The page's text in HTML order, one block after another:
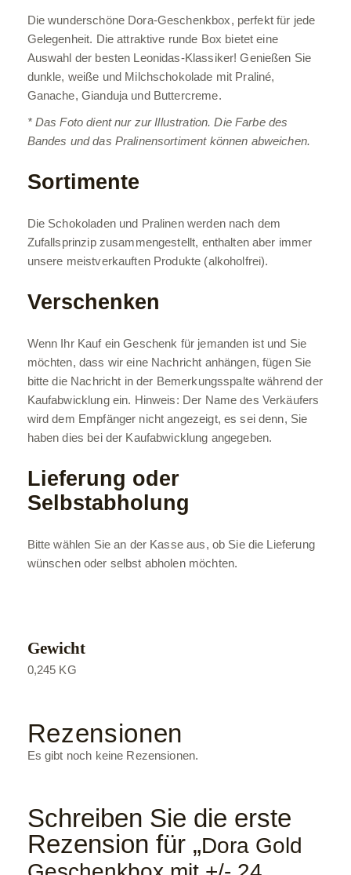
Die wunderschöne Dora-Geschenkbox, perfekt für jede
Gelegenheit. Die attraktive runde Box bietet eine
Auswahl der besten Leonidas-Klassiker! Genießen Sie
dunkle, weiße und Milchschokolade mit Praliné,
Ganache, Gianduja und Buttercreme.
* Das Foto dient nur zur Illustration. Die Farbe des
Bandes und das Pralinensortiment können abweichen.
Sortimente
Die Schokoladen und Pralinen werden nach dem
Zufallsprinzip zusammengestellt, enthalten aber immer
unsere meistverkauften Produkte (alkoholfrei).
Verschenken
Wenn Ihr Kauf ein Geschenk für jemanden ist und Sie
möchten, dass wir eine Nachricht anhängen, fügen Sie
bitte die Nachricht in der Bemerkungsspalte während der
Kaufabwicklung ein. Hinweis: Der Name des Verkäufers
wird dem Empfänger nicht angezeigt, es sei denn, Sie
haben dies bei der Kaufabwicklung angegeben.
Lieferung oder
Selbstabholung
Bitte wählen Sie an der Kasse aus, ob Sie die Lieferung
wünschen oder selbst abholen möchten.
Gewicht
0,245 KG
Rezensionen
Es gibt noch keine Rezensionen.
Schreiben Sie die erste
Rezension für „Dora Gold